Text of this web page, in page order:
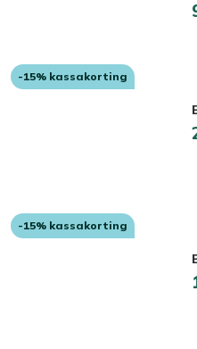
-15% kassakorting
-15% kassakorting